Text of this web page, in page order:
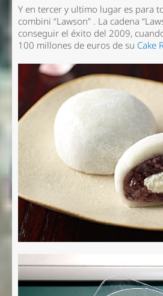
Y en tercer y ultimo lugar es para
combini “Lawson” . La cadena
conseguir el éxito del 2009,
100 millones de euros de su Cake